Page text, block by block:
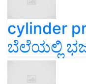
cylinder
ಬೆಲೆಯಲ್ಲಿ